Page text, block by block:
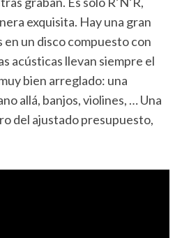
exquisita. Hay una gran
un disco compuesto con
acústicas llevan siempre el
bien arreglado: una
allá, banjos, violines, … Una
del ajustado presupuesto,